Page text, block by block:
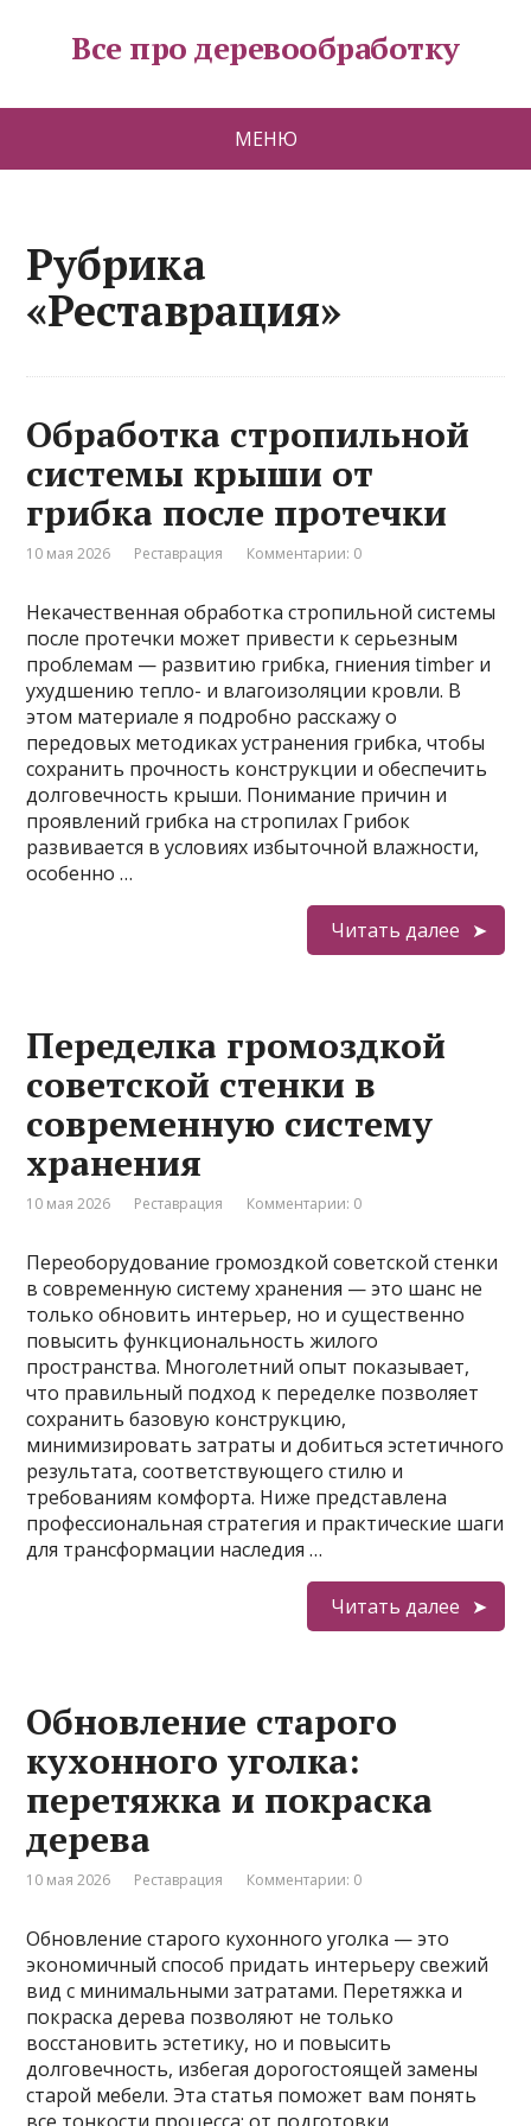
Все про деревообработку
МЕНЮ
Рубрика
«Реставрация»
Обработка стропильной
системы крыши от
грибка после протечки
10 мая 2026 Реставрация Комментарии: 0
Некачественная обработка стропильной системы
после протечки может привести к серьезным
проблемам — развитию грибка, гниения timber и
ухудшению тепло- и влагоизоляции кровли. В
этом материале я подробно расскажу о
передовых методиках устранения грибка, чтобы
сохранить прочность конструкции и обеспечить
долговечность крыши. Понимание причин и
проявлений грибка на стропилах Грибок
развивается в условиях избыточной влажности,
особенно …
Читать далее
Переделка громоздкой
советской стенки в
современную систему
хранения
10 мая 2026 Реставрация Комментарии: 0
Переоборудование громоздкой советской стенки
в современную систему хранения — это шанс не
только обновить интерьер, но и существенно
повысить функциональность жилого
пространства. Многолетний опыт показывает,
что правильный подход к переделке позволяет
сохранить базовую конструкцию,
минимизировать затраты и добиться эстетичного
результата, соответствующего стилю и
требованиям комфорта. Ниже представлена
профессиональная стратегия и практические шаги
для трансформации наследия …
Читать далее
Обновление старого
кухонного уголка:
перетяжка и покраска
дерева
10 мая 2026 Реставрация Комментарии: 0
Обновление старого кухонного уголка — это
экономичный способ придать интерьеру свежий
вид с минимальными затратами. Перетяжка и
покраска дерева позволяют не только
восстановить эстетику, но и повысить
долговечность, избегая дорогостоящей замены
старой мебели. Эта статья поможет вам понять